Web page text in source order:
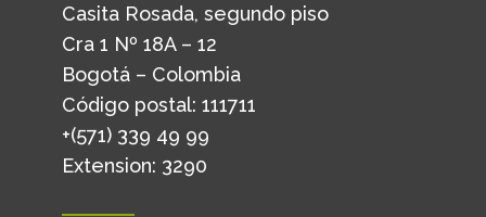
Casita Rosada, segundo piso
Cra 1 Nº 18A – 12
Bogotá – Colombia
Código postal: 111711
+(571) 339 49 99
Extension: 3290